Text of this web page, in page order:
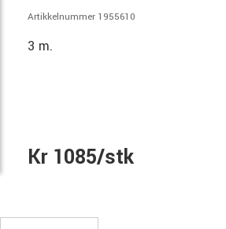
Artikkelnummer 1955610
3 m.
Kr 1085/stk